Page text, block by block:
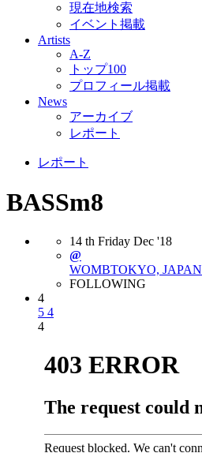
現在地検索
イベント掲載
Artists
A-Z
トップ100
プロフィール掲載
News
アーカイブ
レポート
レポート
BASSm8
14 th Friday Dec '18
@
WOMBTOKYO, JAPAN
FOLLOWING
4
5 4
4